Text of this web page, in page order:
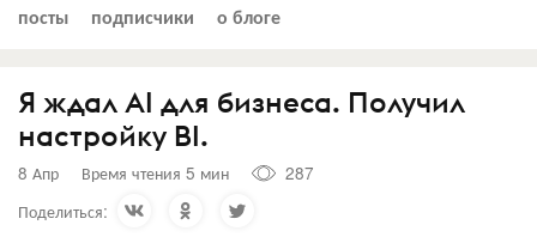
посты подписчики о блоге
Я ждал AI для бизнеса. Получил
настройку BI.
8 Апр Время чтения 5 мин
287
Поделиться: